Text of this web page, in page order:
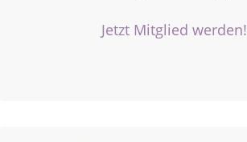
Jetzt Mitglied werden!